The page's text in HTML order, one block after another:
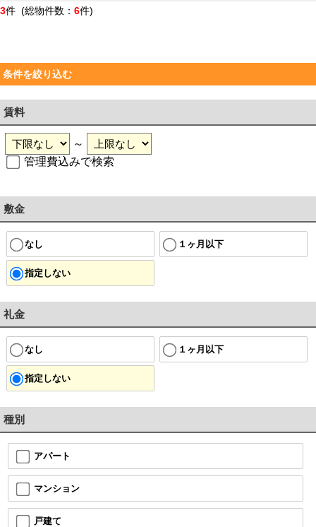
3件 (総物件数： 6件)
条件を絞り込む
賃料
～
管理費込みで検索
敷金
なし １ヶ月以下
指定しない
礼金
なし １ヶ月以下
指定しない
種別
アパート
マンション
戸建て